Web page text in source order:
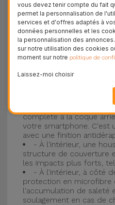
Protection à 3
silicone
Nos coques en silicone
construction robuste et de
construction à trois
maximum les accidents
- Une première
donne de la couleur et
complète à la coque
votre smartphone. C'est
avec une finition
- À l'intérieur, une
structure de couverture
les impacts plus forts,
- À l'intérieur, à côté
protection en microfibre
l'accumulation de saleté
soulagement en cas de
vous devez tenir compte du fait
permet la personnalisation de
services et d'offres adaptés à
données personnelles et les
la personnalisation des
sur notre utilisation des cookies
moment sur notre politique de
Laissez-moi choisir